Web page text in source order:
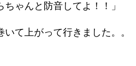
ちゃんと防音してよ！！」
いて上がって行きました。。